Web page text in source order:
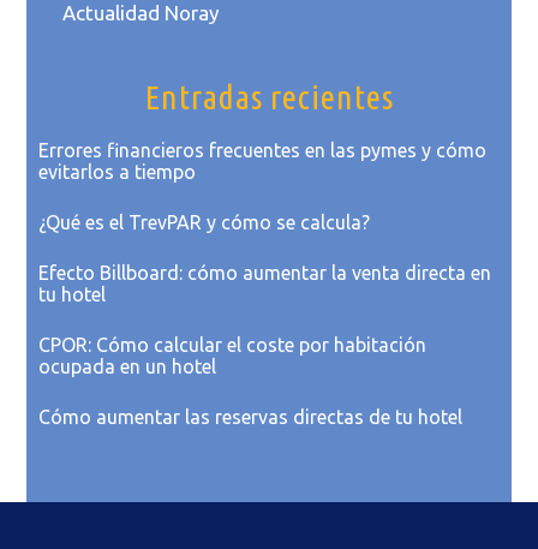
Actualidad Noray
Entradas recientes
Errores financieros frecuentes en las pymes y cómo
evitarlos a tiempo
¿Qué es el TrevPAR y cómo se calcula?
Efecto Billboard: cómo aumentar la venta directa en
tu hotel
CPOR: Cómo calcular el coste por habitación
ocupada en un hotel
Cómo aumentar las reservas directas de tu hotel